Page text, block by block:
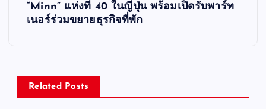
g
“Minn” แห่งที่ 40 ในญี่ปุ่น พร้อมเปิดรับพาร์ท
เนอร์ร่วมขยายธุรกิจที่พัก
Related Posts